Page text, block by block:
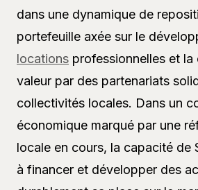
dans une dynamique de
portefeuille axée sur le
locations professionnelles et la
valeur par des partenariats
collectivités locales. Dans un
économique marqué par une
locale en cours, la capacité de
à financer et développer des